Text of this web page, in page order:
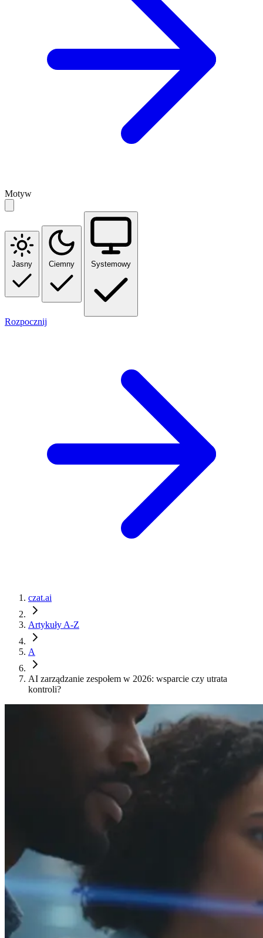
Motyw
Jasny Ciemny Systemowy
Rozpocznij
czat.ai
Artykuły A-Z
A
AI zarządzanie zespołem w 2026: wsparcie czy utrata
kontroli?